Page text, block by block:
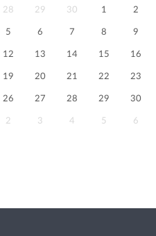
28 29 30 1 2
5 6 7 8 9
12 13 14 15 16
19 20 21 22 23
26 27 28 29 30
2 3 4 5 6